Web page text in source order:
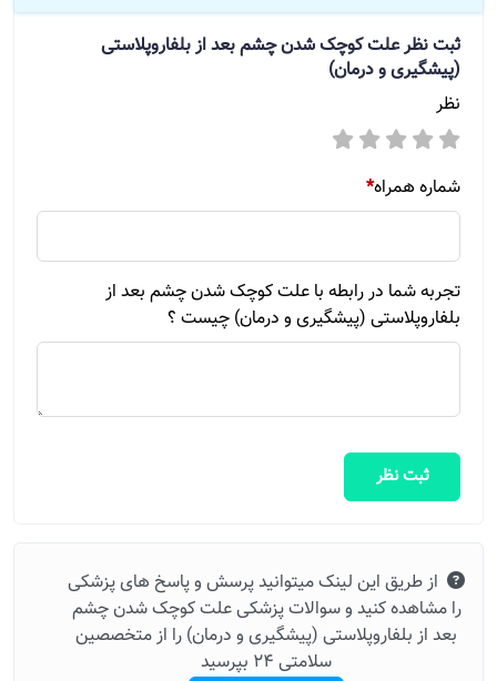
ثبت نظرعلت کوچک شدن چشم بعد از بلفاروپلاستی
(پیشگیری و درمان)
نظر
شماره همراه*
تجربه شما در رابطه با علت کوچک شدن چشم بعد از
بلفاروپلاستی (پیشگیری و درمان) چیست ؟
ثبت نظر
از طریق این لینک میتوانید پرسش و پاسخ های پزشکی
را مشاهده کنید و سوالات پزشکی علت کوچک شدن چشم
بعد از بلفاروپلاستی (پیشگیری و درمان) را از متخصصین
سلامتی 24 بپرسید